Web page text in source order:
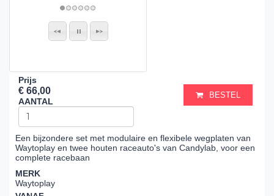
Prijs
€ 66,00
AANTAL
BESTEL
Een bijzondere set met modulaire en flexibele wegplaten van
Waytoplay en twee houten raceauto's van Candylab, voor een
complete racebaan
MERK
Waytoplay